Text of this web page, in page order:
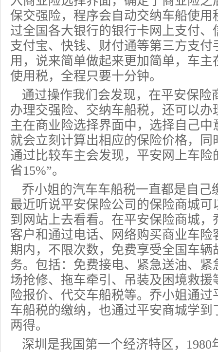
保交强险，程序会自动交纳车船使用
过全国各大银行的银行卡网上支付
支付宝、快钱、财付通等第三方支
用，说来简单做起来更加简单，车
使用税，全程只要十分钟。
通过操作我们会发现，在平安保险
办理交强险、交纳车船税，还可以
主在商业险选择界面中，选择自己
就会立刻计算出相应的保险价格，同
通过比较车主会发现，平安网上车险
省15%”。
乔小姐的汽车车船税一直都是自己
最近听说平安保险公司的保险商城
到网站上去看看。在平安保险商城
客户和通过电话、网络购买商业车
期内，不限次数，免费享受全国车
务。包括：免费接电、紧急送油、
场抢修、拖车牵引、吊装及困境救援
险报价、代交车船税等。乔小姐通过
车船税的缴纳，也通过平安商城学
两得。
深圳是我国第一个经济特区，1980